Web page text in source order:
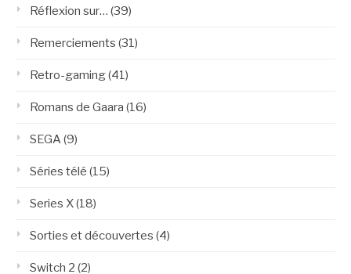
Réflexion sur… (39)
Remerciements (31)
Retro-gaming(41)
Romans de Gaara (16)
SEGA(9)
Séries télé (15)
Series X(18)
Sorties et découvertes (4)
Switch 2 (2)